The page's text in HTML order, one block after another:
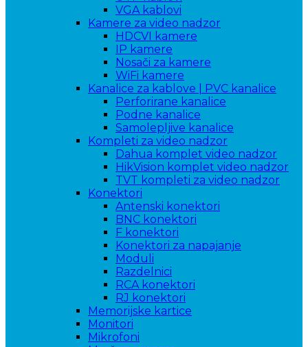
VGA kablovi
Kamere za video nadzor
HDCVI kamere
IP kamere
Nosači za kamere
WiFi kamere
Kanalice za kablove | PVC kanalice
Perforirane kanalice
Podne kanalice
Samolepljive kanalice
Kompleti za video nadzor
Dahua komplet video nadzor
HikVision komplet video nadzor
TVT kompleti za video nadzor
Konektori
Antenski konektori
BNC konektori
F konektori
Konektori za napajanje
Moduli
Razdelnici
RCA konektori
RJ konektori
Memorijske kartice
Monitori
Mikrofoni